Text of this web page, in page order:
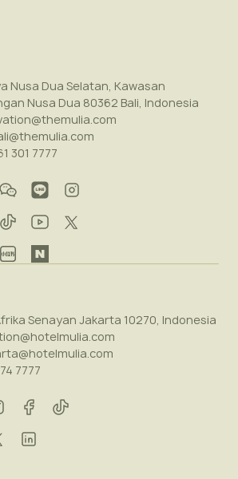
Nusa Dua Selatan, Kawasan
Nusa Dua 80362 Bali, Indonesia
301 7777
Senayan Jakarta 10270, Indonesia
7777